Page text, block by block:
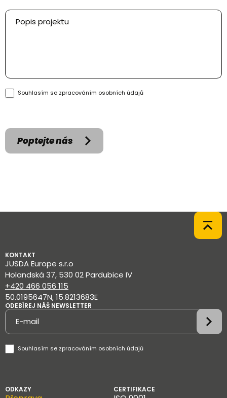
Souhlasím se zpracováním osobních údajů
Poptejte nás
KONTAKT
JUSDA Europe s.r.o
Holandská 37, 530 02 Pardubice IV
+420 466 056 115
50.0195647N, 15.8213683E
ODEBÍREJ NÁŠ NEWSLETTER
Newsletter
Souhlasím se zpracováním osobních údajů
ODKAZY CERTIFIKACE